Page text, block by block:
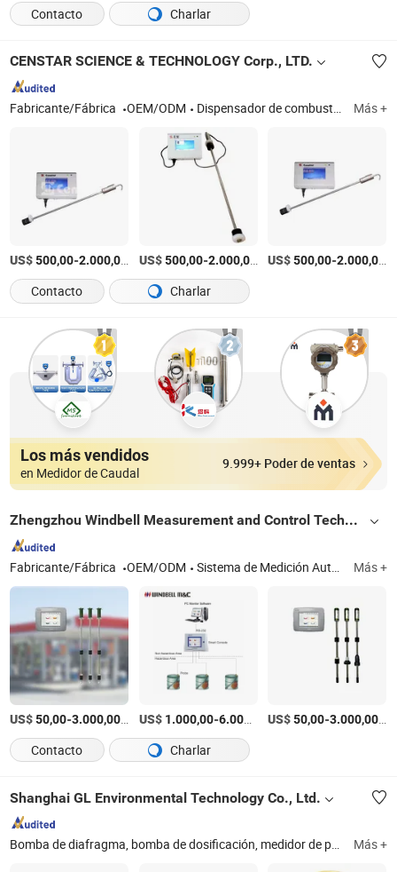
Contacto
Charlar
CENSTAR SCIENCE & TECHNOLOGY Corp., LTD.
Fabricante/Fábrica OEM/ODM Dispensador de combustible, dispensador de gas, bomba sumergible, estación de combustible móvil, sistema de medición automática de tanques, H2 dispensador, accesorios de tuberías subterráneas HDPE, piezas y accesorios del dispensador de combustible, sistema de gestión, dispensador de GNC Más +
US$500,00-2.000,00 /Pieza
US$500,00-2.000,00 /Pieza
US$500,00-2.000,00 /
Contacto
Charlar
Los más vendidos
en Medidor de Caudal
9.999+ Poder de ventas
Zhengzhou Windbell Measurement and Control Technology Co., Ltd.
Fabricante/Fábrica OEM/ODM Sistema de Medición Automática de Tanques, Sonda Magnetostrictiva, Consola de Medición de Tanques Más +
US$50,00-3.000,00/Pieza
US$ 1.000,00-6.000,00 /Pieza
US$50,00-3.000,00/
Contacto
Charlar
Shanghai GL Environmental Technology Co., Ltd.
Bomba de diafragma, bomba de dosificación, medidor de pH, medidor de conductividad, medidor de flujo, medidor de nivel, transmisor de presión, mezclador de líquidos, bomba química, sistema de dosificación Más +